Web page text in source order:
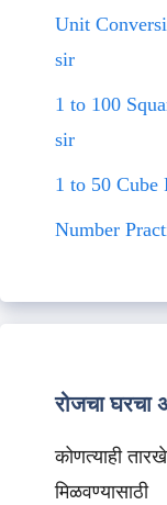
Unit
sir
1 to 100
sir
1 to 50 Cube
Number
रोजचा
कोणत्याही
मिळवण्यासाठी